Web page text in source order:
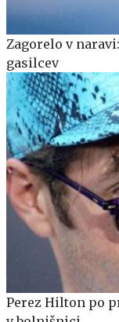
Zagorelo v
gasilcev
Perez Hilton po